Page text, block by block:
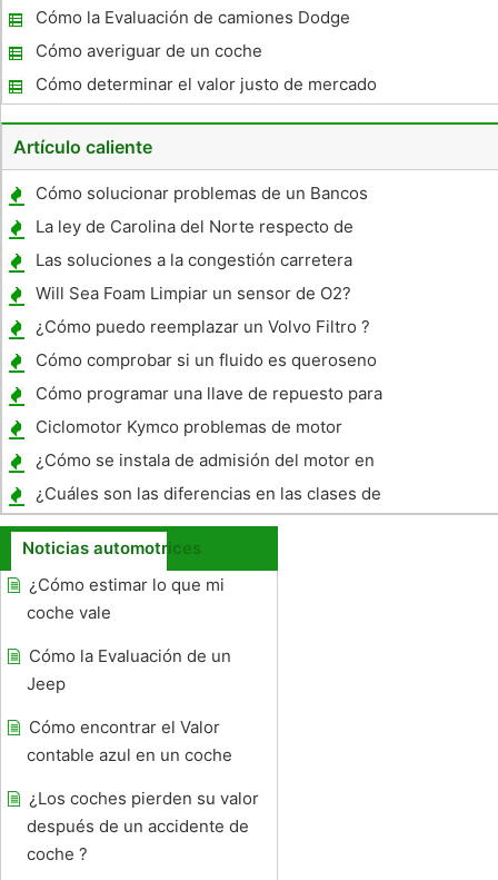
coincide con el valor de un coche
Cómo la Evaluación de camiones Dodge
usados ​​
Cómo averiguar de un coche
Cómo determinar el valor justo de mercado
de un coche
Artículo caliente
Cómo solucionar problemas de un Bancos
Turbo
La ley de Carolina del Norte respecto de
expiración del Estado engomada Inspección
Las soluciones a la congestión carretera
Will Sea Foam Limpiar un sensor de O2?
¿Cómo puedo reemplazar un Volvo Filtro ?
Cómo comprobar si un fluido es queroseno
o gasolina
Cómo programar una llave de repuesto para
un coche o camión Ford, Lincoln o Mercury
Ciclomotor Kymco problemas de motor
¿Cómo se instala de admisión del motor en
un 03 Acura Tl? Línea de lujo
¿Cuáles son las diferencias en las clases de
ganchos de arrastre?
Noticias automotrices
¿Cómo estimar lo que mi
coche vale
Cómo la Evaluación de un
Jeep
Cómo encontrar el Valor
contable azul en un coche
¿Los coches pierden su valor
después de un accidente de
coche ?